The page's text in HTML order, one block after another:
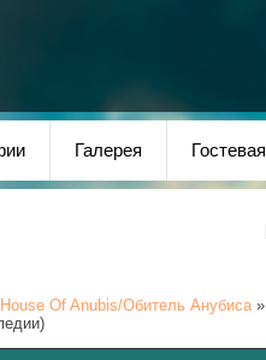
Галерея Гостевая
House Of Anubis/Обитель Анубиса »